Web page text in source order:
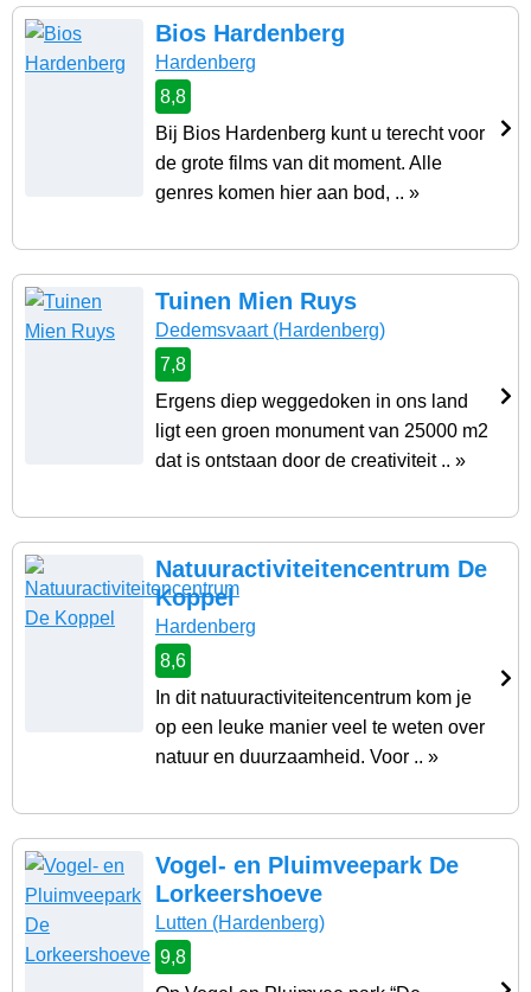
Bios Hardenberg
Hardenberg
8,8
Bij Bios Hardenberg kunt u terecht voor
de grote films van dit moment. Alle
genres komen hier aan bod, .. »
Tuinen Mien Ruys
Dedemsvaart(Hardenberg)
7,8
Ergens diep weggedoken in ons land
ligt een groen monument van 25000 m2
dat is ontstaan door de creativiteit .. »
Natuuractiviteitencentrum De
Koppel
Hardenberg
8,6
In dit natuuractiviteitencentrum kom je
op een leuke manier veel te weten over
natuur en duurzaamheid. Voor .. »
Vogel- en Pluimveepark De
Lorkeershoeve
Lutten (Hardenberg)
9,8